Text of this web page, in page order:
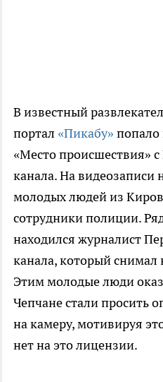
В известный
портал «Пикабу»
«Место происшествия»
канала. На видеозаписи
молодых людей из
сотрудники полиции.
находился журналист
канала, который
Этим молодые люди
Чепчане стали просить
на камеру, мотивируя
нет на это лицензии.